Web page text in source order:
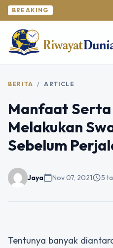
BREAKING
BERITA / ARTICLE
Manfaat Serta
Melakukan
Sebelum
Jayacalendar_todayNov 07, 2021schedule5
Tentunya banyak